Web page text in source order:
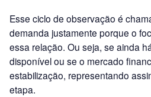
Esse ciclo de observação é
demanda justamente porque o
essa relação. Ou seja, se ainda
disponível ou se o mercado
estabilização, representando
etapa.